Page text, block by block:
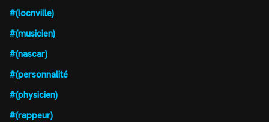
#(locnville)
#(musicien)
#(nascar)
#(personnalité
#(physicien)
#(rappeur)